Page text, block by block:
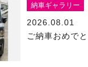
納車ギャラリー
2026.08.01
ご納車おめで